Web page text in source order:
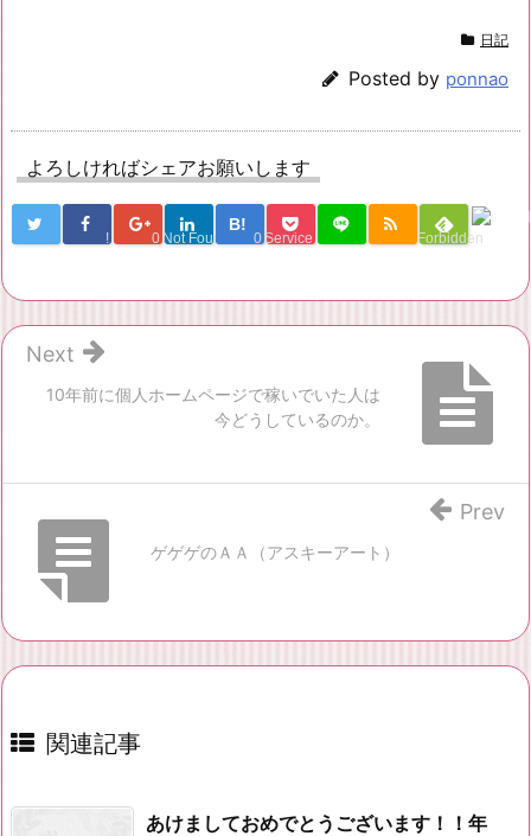
日記
Posted by ponnao
よろしければシェアお願いします
! 0 Not Found
B!
0 Service Una Forbidden
10年前に個人ホームページで稼いでいた人は
今どうしているのか。
Next
ゲゲゲのＡＡ（アスキーアート）
Prev
関連記事
あけましておめでとうございます！！年